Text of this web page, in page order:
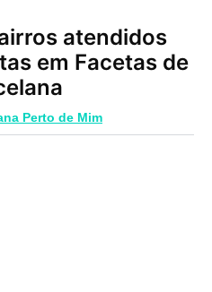
atendidos
em Facetas de
Perto de Mim